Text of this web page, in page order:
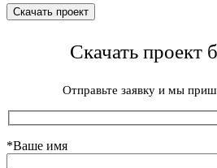
Скачать проект
Отправьте заявку и мы
*Ваше имя